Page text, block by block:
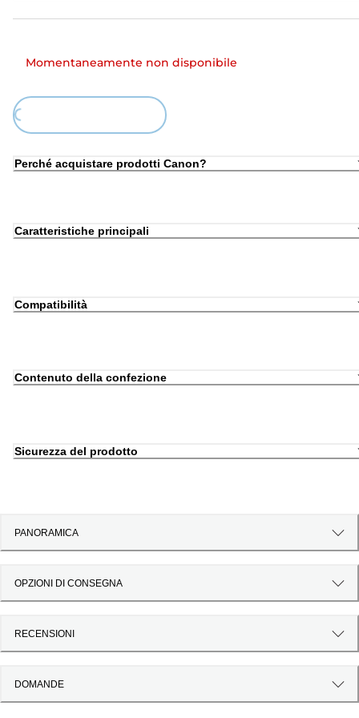
Momentaneamente non disponibile
Perché acquistare prodotti Canon?
Caratteristiche principali
Compatibilità
Contenuto della confezione
Sicurezza del prodotto
PANORAMICA
OPZIONI DI CONSEGNA
RECENSIONI
DOMANDE